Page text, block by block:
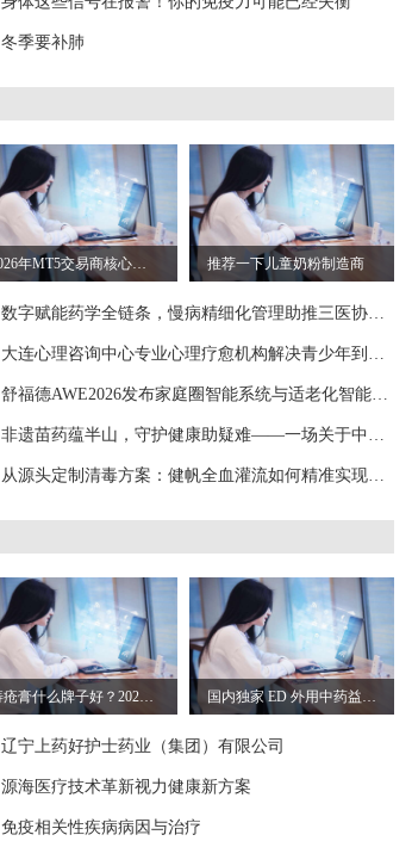
冬季要补肺
2026年MT5交易商核心筛选标准，监管、合规、功能深度科普 推荐一下儿童奶粉制造商
数字赋能药学全链条，慢病精细化管理助推三医协同升级
大连心理咨询中心专业心理疗愈机构解决青少年到成人心理问题
舒福德AWE2026发布家庭圈智能系统与适老化智能床：数字睡眠重新定义疾病预警
非遗苗药蕴半山，守护健康助疑难——一场关于中医药“非遗”的探索与思考
从源头定制清毒方案：健帆全血灌流如何精准实现血液净化？
痔疮膏什么牌子好？2026痔疮膏国民口碑品牌推荐：肤痔清全能优选 国内独家 ED 外用中药益肾壮阳膏获行业关注 669 例多中心临床试验验证疗效与安
辽宁上药好护士药业（集团）有限公司
源海医疗技术革新视力健康新方案
免疫相关性疾病病因与治疗